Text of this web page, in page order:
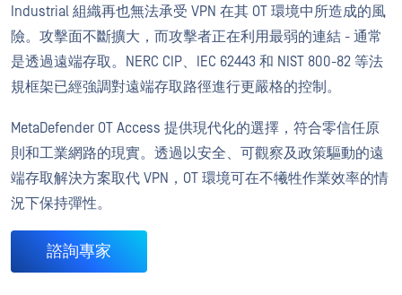
Industrial 組織再也無法承受 VPN 在其 OT 環境中所造成的風
險。攻擊面不斷擴大，而攻擊者正在利用最弱的連結 - 通常
是透過遠端存取。NERC CIP、IEC 62443 和 NIST 800-82 等法
規框架已經強調對遠端存取路徑進行更嚴格的控制。
MetaDefender OT Access 提供現代化的選擇，符合零信任原
則和工業網路的現實。透過以安全、可觀察及政策驅動的遠
端存取解決方案取代 VPN，OT 環境可在不犧牲作業效率的情
況下保持彈性。
諮詢專家